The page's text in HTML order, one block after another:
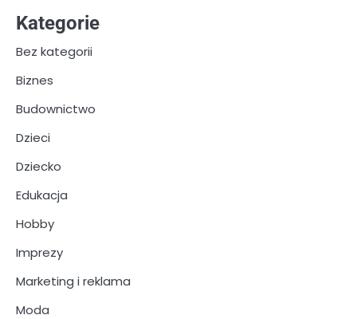
Kategorie
Bez kategorii
Biznes
Budownictwo
Dzieci
Dziecko
Edukacja
Hobby
Imprezy
Marketing i reklama
Moda